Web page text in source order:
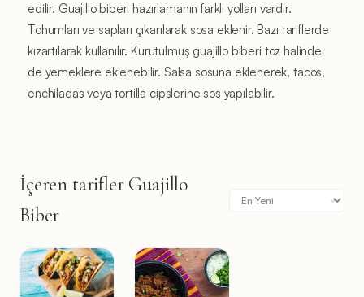
edilir. Guajillo biberi hazırlamanın farklı yolları vardır.
Tohumları ve sapları çıkarılarak sosa eklenir. Bazı tariflerde
kızartılarak kullanılır. Kurutulmuş guajillo biberi toz halinde
de yemeklere eklenebilir. Salsa sosuna eklenerek, tacos,
enchiladas veya tortilla cipslerine sos yapılabilir.
İçeren tarifler Guajillo
Biber